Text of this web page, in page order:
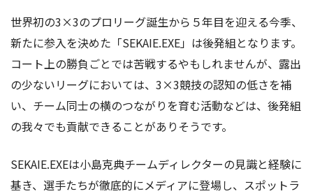
世界初の3×3のプロリーグ誕生から５年目を迎える今季、
新たに参入を決めた「SEKAIE.EXE」は後発組となります。
コート上の勝負ごとでは苦戦するやもしれませんが、露出
の少ないリーグにおいては、3×3競技の認知の低さを補
い、チーム同士の横のつながりを育む活動などは、後発組
の我々でも貢献できることがありそうです。
SEKAIE.EXEは小島克典チームディレクターの見識と経験に
基き、選手たちが徹底的にメディアに登場し、スポットラ